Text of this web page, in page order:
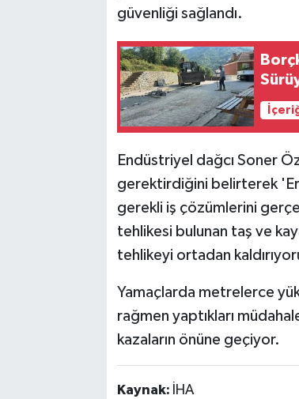
güvenliği sağlandı.
Endüstriyel dağcı Soner
gerektirdiğini belirterek
gerekli iş çözümlerini
tehlikesi bulunan taş ve
tehlikeyi ortadan
Yamaçlarda metrelerce
rağmen yaptıkları
kazaların önüne geçiyor.
Kaynak: İHA